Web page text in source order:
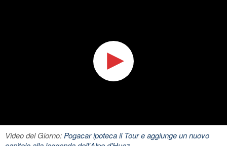
Video del Giorno:Pogacar ipoteca il Tour e aggiunge un nuovo